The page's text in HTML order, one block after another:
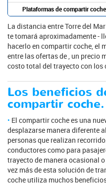
Plataformas de compartir
La distancia entre Torre del
te tomará aproximadamente -
hacerlo en compartir coche, el
entre las ofertas de , un precio
costo total del trayecto con los
Los beneficios
compartir coche.
El compartir coche es una
desplazarse manera diferente
personas que realizan
conductores como para
trayecto de manera ocasional
vez más de esta solución de
coche utiliza muchos